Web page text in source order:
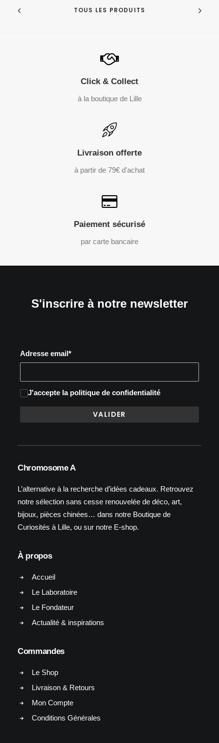
TOUS LES PRODUITS
Click & Collect
à la boutique de Lille
Livraison offerte
à partir de 79€ d'achat
Paiement sécurisé
par carte bancaire
S'inscrire à notre newsletter
Adresse email*
J'accepte la politique de confidentialité
Chromosome A
L’alternative à la recherche d’idées cadeaux. Retrouvez
notre sélection sans cesse renouvelée de déco, art,
bijoux, pièces chinées… dans notre Boutique de
Curiosités à Lille, ou sur notre E-shop.
À propos
Accueil
Le Laboratoire
Le Fondateur
Actualité & inspirations
Commandes
Le Shop
Livraison & Retours
Mon Compte
Conditions Générales